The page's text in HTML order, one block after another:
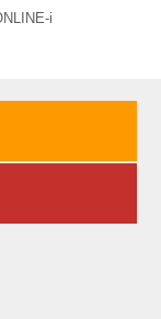
う。 また、パネルの
めに、ソニーが独自
ために、色彩や黒の
が重要な要素にな
i